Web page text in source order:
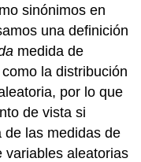
sinónimos en
una definición
medida de
la distribución
por lo que
de vista si
de las medidas de
variables aleatorias